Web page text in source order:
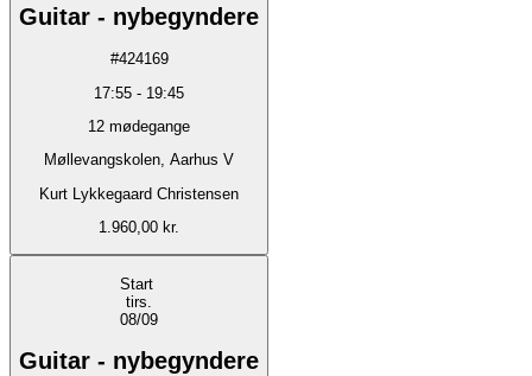
Guitar - nybegyndere
#424169
17:55 - 19:45
12 mødegange
Møllevangskolen, Aarhus V
Kurt Lykkegaard Christensen
1.960,00 kr.
Start
tirs.
08/09
Guitar - nybegyndere